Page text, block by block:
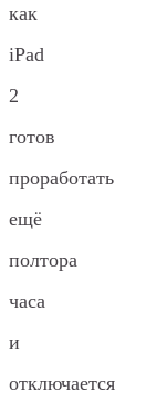
как
iPad
2
готов
проработать
ещё
полтора
часа
и
отключается